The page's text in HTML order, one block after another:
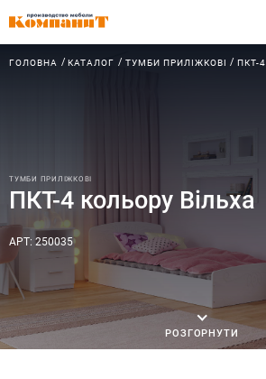
ГОЛОВНА КАТАЛОГ ТУМБИ ПРИЛІЖКОВІ ПКТ-4
ТУМБИ ПРИЛІЖКОВІ
ПКТ-4 кольору Вільха
АРТ: 250035
РОЗГОРНУТИ